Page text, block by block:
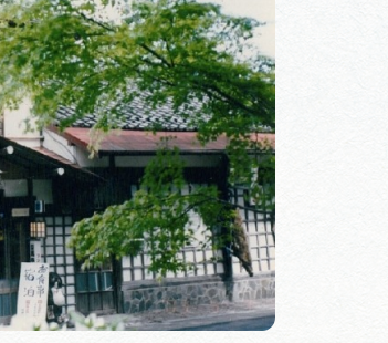
岐阜県まるごと観光エリアガ
イド
フォトライブラリー
お問い合わせ